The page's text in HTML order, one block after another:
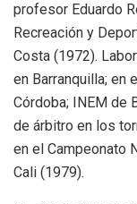
profesor Eduardo
Recreación y
Costa (1972).
en Barranquilla; en
Córdoba; INEM de
de árbitro en los
en el Campeonato
Cali (1979).